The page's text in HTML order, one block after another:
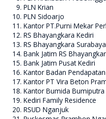
PLN Krian
PLN Sidoarjo
Kantor PT.Purni Mekar
RS Bhayangkara Kediri
RS Bhayangkara Surabaya
Bank Jatim RS
Bank Jatim Pusat Kediri
Kantor Badan
Kantor PT Vira Beton
Kantor Bumida Bumiputra
Kediri Family Residence
RSUD Nganjuk